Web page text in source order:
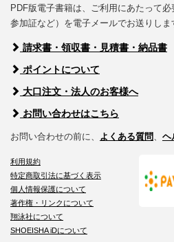
PDF版電子書籍は、ご利用にあたって必
参加証など）を電子メールでお送りしま
請求書・領収書・見積書・納品書
ポイントについて
大口注文・法人のお客様へ
お問い合わせはこちら
お問い合わせの前に、 よくある質問 ヘ
利用規約
特定商取引法に基づく表示
個人情報保護について
著作権・リンクについて
翔泳社について
SHOEISHA iDについて